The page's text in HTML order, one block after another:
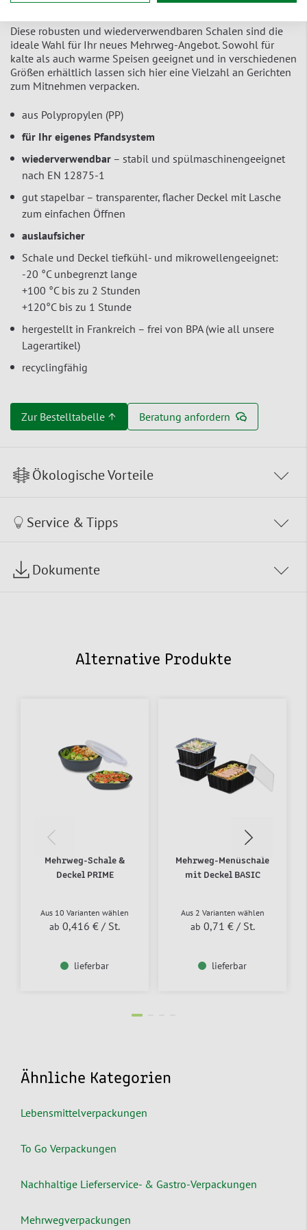
Diese robusten und wiederverwendbaren Schalen sind die
ideale Wahl für Ihr neues Mehrweg-Angebot. Sowohl für
kalte als auch warme Speisen geeignet und in verschiedenen
Größen erhältlich lassen sich hier eine Vielzahl an Gerichten
zum Mitnehmen verpacken.
aus Polypropylen (PP)
für Ihr eigenes Pfandsystem
wiederverwendbar – stabil und spülmaschinengeeignet
nach EN 12875-1
gut stapelbar – transparenter, flacher Deckel mit Lasche
zum einfachen Öffnen
auslaufsicher
Schale und Deckel tiefkühl- und mikrowellengeeignet:
-20 °C unbegrenzt lange
+100 °C bis zu 2 Stunden
+120°C bis zu 1 Stunde
hergestellt in Frankreich – frei von BPA (wie all unsere
Lagerartikel)
recyclingfähig
Zur Bestelltabelle ↑ Beratung anfordern
Ökologische Vorteile
Service & Tipps
Dokumente
Alternative Produkte
Mehrweg-Schale &
Deckel PRIME
Aus 10 Varianten wählen
ab 0,416 € / St.
lieferbar
Mehrweg-Menüschale
mit Deckel BASIC
Aus 2 Varianten wählen
ab 0,71 € / St.
lieferbar
Ähnliche Kategorien
Lebensmittelverpackungen
To Go Verpackungen
Nachhaltige Lieferservice- & Gastro-Verpackungen
Mehrwegverpackungen